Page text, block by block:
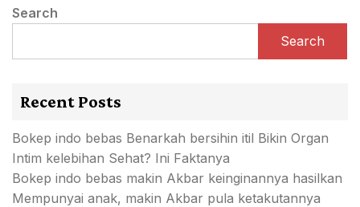
Search
Search
Recent Posts
Bokep indo bebas Benarkah bersihin itil Bikin Organ
Intim kelebihan Sehat? Ini Faktanya
Bokep indo bebas makin Akbar keinginannya hasilkan
Mempunyai anak, makin Akbar pula ketakutannya